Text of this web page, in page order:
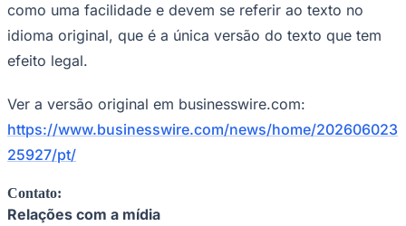
como uma facilidade e devem se referir ao texto no
idioma original, que é a única versão do texto que tem
efeito legal.
Ver a versão original em businesswire.com:
https://www.businesswire.com/news/home/202606023
25927/pt/
Contato:
Relações com a mídia